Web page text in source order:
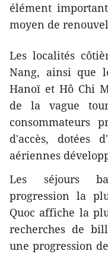
élément
moyen de
Les localités
Nang, ainsi que
Hanoï et Hô Chi
de la vague
consommateurs
d'accès, dotées
aériennes
Les séjours
progression la
Quoc affiche la
recherches de
une progression